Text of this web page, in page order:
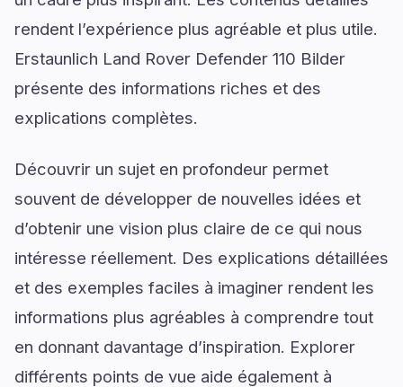
rendent l’expérience plus agréable et plus utile.
Erstaunlich Land Rover Defender 110 Bilder
présente des informations riches et des
explications complètes.
Découvrir un sujet en profondeur permet
souvent de développer de nouvelles idées et
d’obtenir une vision plus claire de ce qui nous
intéresse réellement. Des explications détaillées
et des exemples faciles à imaginer rendent les
informations plus agréables à comprendre tout
en donnant davantage d’inspiration. Explorer
différents points de vue aide également à